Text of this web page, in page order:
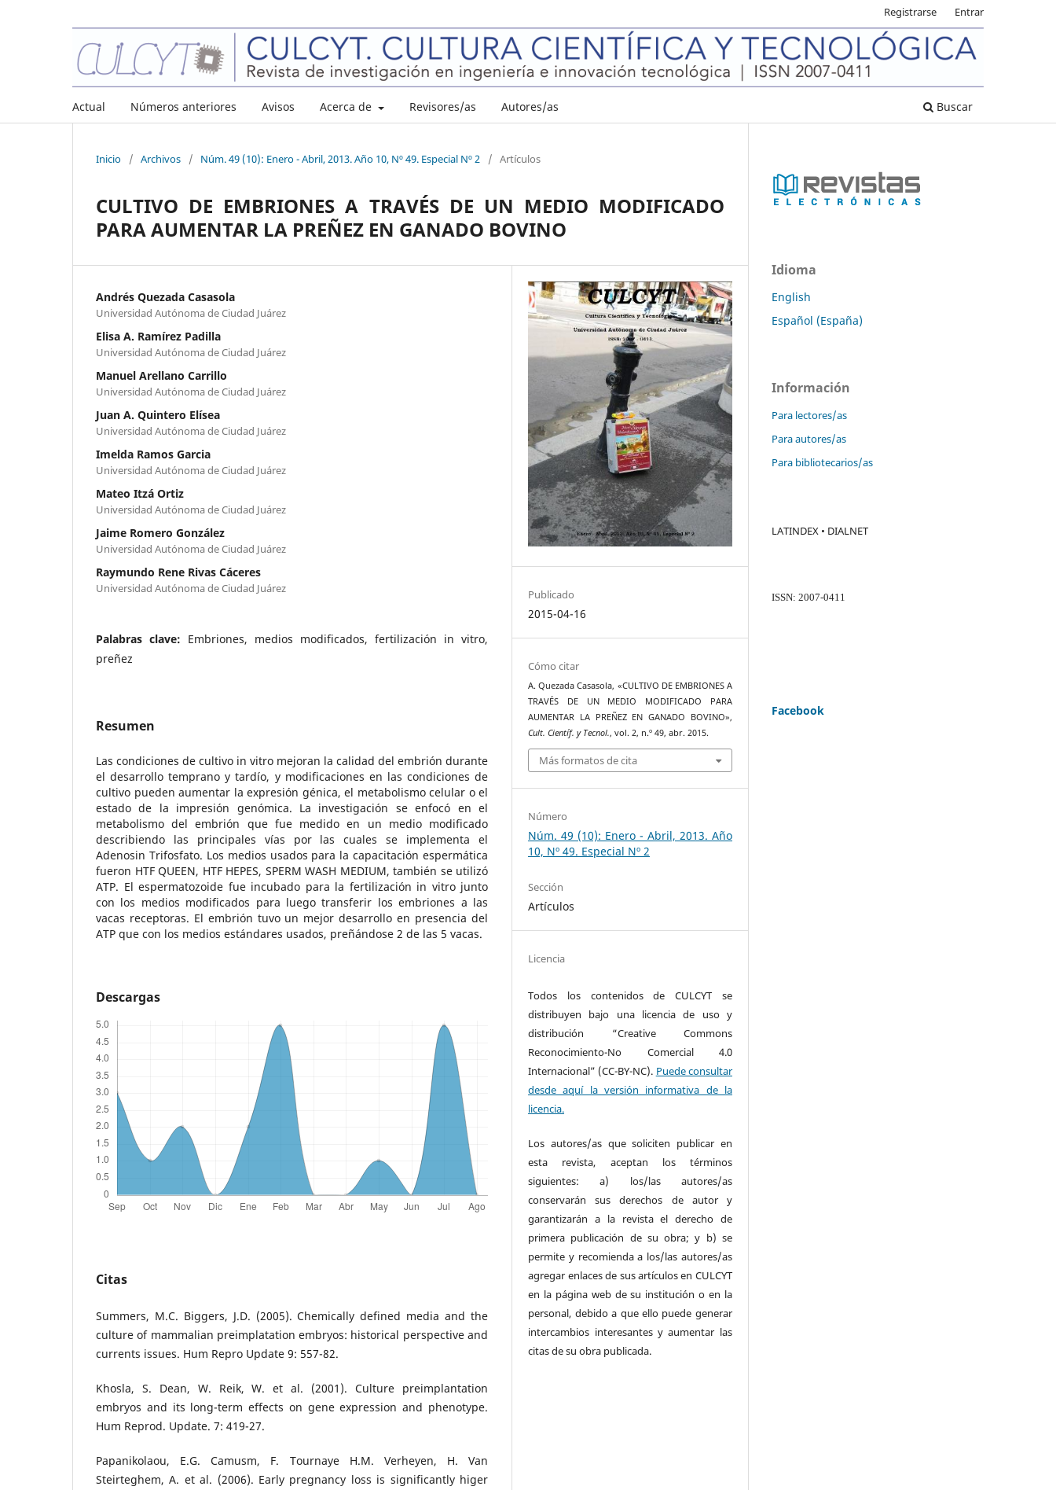
Actual Números anteriores Avisos Acerca de Revisores/as Autores/as Buscar
Registrarse Entrar
Inicio / Archivos / Núm. 49 (10): Enero - Abril, 2013. Año 10, Nº 49. Especial Nº 2 / Artículos
CULTIVO DE EMBRIONES A TRAVÉS DE UN MEDIO MODIFICADO
PARA AUMENTAR LA PREÑEZ EN GANADO BOVINO
Andrés Quezada Casasola
Universidad Autónoma de Ciudad Juárez
Elisa A. Ramírez Padilla
Universidad Autónoma de Ciudad Juárez
Manuel Arellano Carrillo
Universidad Autónoma de Ciudad Juárez
Juan A. Quintero Elísea
Universidad Autónoma de Ciudad Juárez
Imelda Ramos Garcia
Universidad Autónoma de Ciudad Juárez
Mateo Itzá Ortiz
Universidad Autónoma de Ciudad Juárez
Jaime Romero González
Universidad Autónoma de Ciudad Juárez
Raymundo Rene Rivas Cáceres
Universidad Autónoma de Ciudad Juárez
Palabras clave: Embriones, medios modificados, fertilización in vitro,
preñez
Resumen
Las condiciones de cultivo in vitro mejoran la calidad del embrión durante
el desarrollo temprano y tardío, y modificaciones en las condiciones de
cultivo pueden aumentar la expresión génica, el metabolismo celular o el
estado de la impresión genómica. La investigación se enfocó en el
metabolismo del embrión que fue medido en un medio modificado
describiendo las principales vías por las cuales se implementa el
Adenosin Trifosfato. Los medios usados para la capacitación espermática
fueron HTF QUEEN, HTF HEPES, SPERM WASH MEDIUM, también se utilizó
ATP. El espermatozoide fue incubado para la fertilización in vitro junto
con los medios modificados para luego transferir los embriones a las
vacas receptoras. El embrión tuvo un mejor desarrollo en presencia del
ATP que con los medios estándares usados, preñándose 2 de las 5 vacas.
Descargas
Citas
Summers, M.C. Biggers, J.D. (2005). Chemically defined media and the
culture of mammalian preimplatation embryos: historical perspective and
currents issues. Hum Repro Update 9: 557-82.
Khosla, S. Dean, W. Reik, W. et al. (2001). Culture preimplantation
embryos and its long-term effects on gene expression and phenotype.
Hum Reprod. Update. 7: 419-27.
Papanikolaou, E.G. Camusm, F. Tournaye H.M. Verheyen, H. Van
Steirteghem, A. et al. (2006). Early pregnancy loss is significantly higer
Publicado
2015-04-16
Cómo citar
A. Quezada Casasola, «CULTIVO DE EMBRIONES A
TRAVÉS DE UN MEDIO MODIFICADO PARA
AUMENTAR LA PREÑEZ EN GANADO BOVINO»,
Cult. Científ. y Tecnol., vol. 2, n.º 49, abr. 2015.
Más formatos de cita
Número
Núm. 49 (10): Enero - Abril, 2013. Año
10, Nº 49. Especial Nº 2
Sección
Artículos
Licencia
Todos los contenidos de CULCYT se
distribuyen bajo una licencia de uso y
distribución “Creative Commons
Reconocimiento-No Comercial 4.0
Internacional” (CC-BY-NC). Puede consultar
desde aquí la versión informativa de la
licencia.
Los autores/as que soliciten publicar en
esta revista, aceptan los términos
siguientes: a) los/las autores/as
conservarán sus derechos de autor y
garantizarán a la revista el derecho de
primera publicación de su obra; y b) se
permite y recomienda a los/las autores/as
agregar enlaces de sus artículos en CULCYT
en la página web de su institución o en la
personal, debido a que ello puede generar
intercambios interesantes y aumentar las
citas de su obra publicada.
Idioma
English
Español (España)
Información
Para lectores/as
Para autores/as
Para bibliotecarios/as
LATINDEX • DIALNET
ISSN: 2007-0411
Facebook